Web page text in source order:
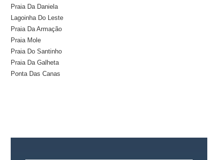
Praia Da Daniela
Lagoinha Do Leste
Praia Da Armação
Praia Mole
Praia Do Santinho
Praia Da Galheta
Ponta Das Canas